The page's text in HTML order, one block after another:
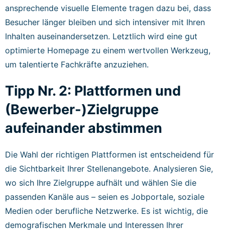
ansprechende visuelle Elemente tragen dazu bei, dass
Besucher länger bleiben und sich intensiver mit Ihren
Inhalten auseinandersetzen. Letztlich wird eine gut
optimierte Homepage zu einem wertvollen Werkzeug,
um talentierte Fachkräfte anzuziehen.
Tipp Nr. 2: Plattformen und
(Bewerber-)Zielgruppe
aufeinander abstimmen
Die Wahl der richtigen Plattformen ist entscheidend für
die Sichtbarkeit Ihrer Stellenangebote. Analysieren Sie,
wo sich Ihre Zielgruppe aufhält und wählen Sie die
passenden Kanäle aus – seien es Jobportale, soziale
Medien oder berufliche Netzwerke. Es ist wichtig, die
demografischen Merkmale und Interessen Ihrer